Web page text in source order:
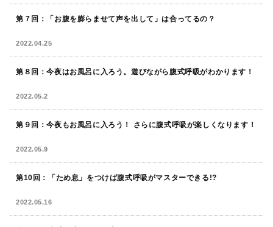
第７回：「お腹を膨らませて声を出して」は合ってるの？
2022.04.25
第８回：今夜はお風呂に入ろう。遊びながら腹式呼吸がわかります！
2022.05.2
第９回：今夜もお風呂に入ろう！ さらに腹式呼吸が楽しくなります！
2022.05.9
第10回：「ため息」をつけば腹式呼吸がマスターできる!?
2022.05.16